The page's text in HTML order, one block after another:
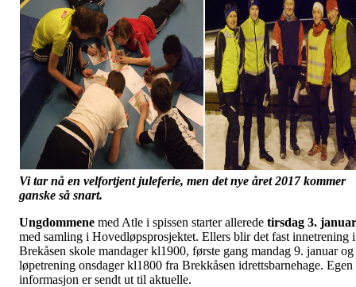
Vi tar nå en velfortjent juleferie, men det nye året 2017 kommer
ganske så snart.
Ungdommene med Atle i spissen starter allerede tirsdag 3. januar
med samling i Hovedløpsprosjektet. Ellers blir det fast innetrening i
Brekåsen skole mandager kl1900, første gang mandag 9. januar og
løpetrening onsdager kl1800 fra Brekkåsen idrettsbarnehage. Egen
informasjon er sendt ut til aktuelle.